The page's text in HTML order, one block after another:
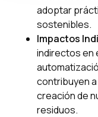
adoptar
sostenibles.
Impactos
indirectos en
contribuyen
creación de
residuos.